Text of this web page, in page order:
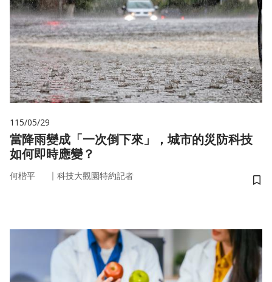
115/05/29
當降雨變成「一次倒下來」，城市的災防科技
如何即時應變？
何楷平 ｜ 科技大觀園特約記者
儲